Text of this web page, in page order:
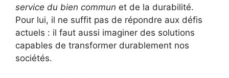
service du bien commun et de la durabilité.
Pour lui, il ne suffit pas de répondre aux défis
actuels : il faut aussi imaginer des solutions
capables de transformer durablement nos
sociétés.